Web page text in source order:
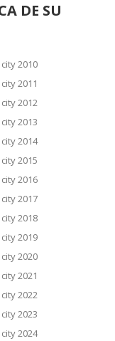
DE SU
2010
2011
2012
2013
2014
2015
2016
2017
2018
2019
2020
2021
2022
2023
2024